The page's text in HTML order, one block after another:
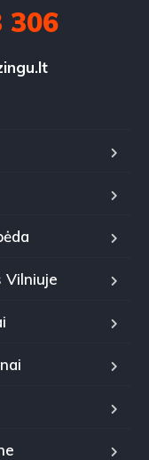
306
Vilniuje